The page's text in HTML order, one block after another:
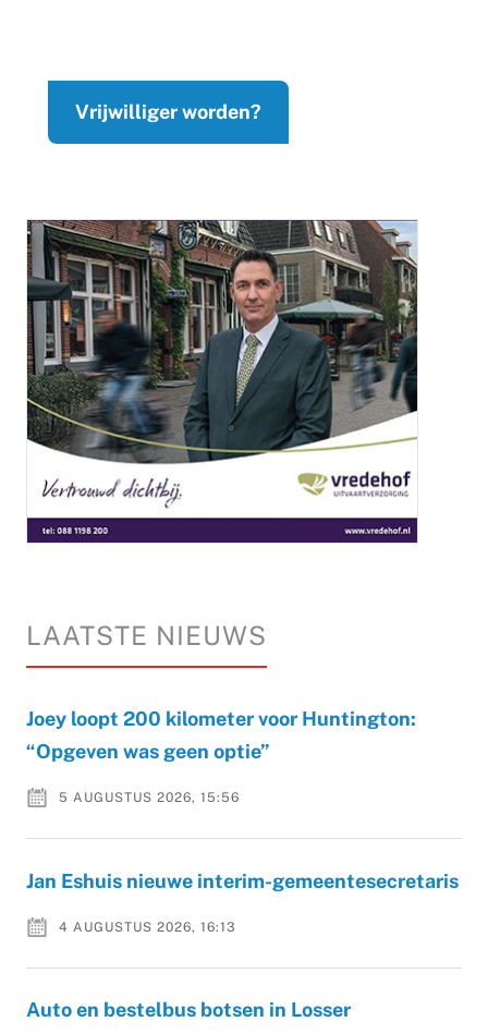
Vrijwilliger worden?
LAATSTE NIEUWS
Joey loopt 200 kilometer voor Huntington:
“Opgeven was geen optie”
5 AUGUSTUS 2026, 15:56
Jan Eshuis nieuwe interim-gemeentesecretaris
4 AUGUSTUS 2026, 16:13
Auto en bestelbus botsen in Losser